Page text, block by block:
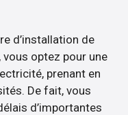
d’installation de
vous optez pour une
prenant en
De fait, vous
d’importantes